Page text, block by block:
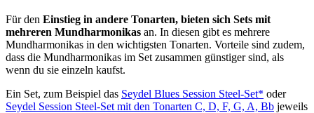
Für den Einstieg in andere Tonarten, bieten sich Sets mit
mehreren Mundharmonikas an. In diesen gibt es mehrere
Mundharmonikas in den wichtigsten Tonarten. Vorteile sind zudem,
dass die Mundharmonikas im Set zusammen günstiger sind, als
wenn du sie einzeln kaufst.
Ein Set, zum Beispiel das Seydel Blues Session Steel-Set* oder
Seydel Session Steel-Set mit den Tonarten C, D, F, G, A, Bb jeweils